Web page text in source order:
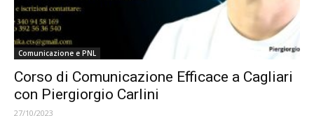
Comunicazione e PNL
Corso di Comunicazione Efficace a Cagliari
con Piergiorgio Carlini
27/10/2023